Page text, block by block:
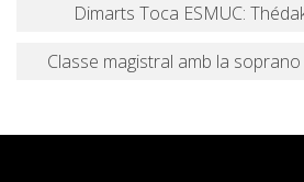
Dimarts Toca ESMUC:
Classe magistral amb la